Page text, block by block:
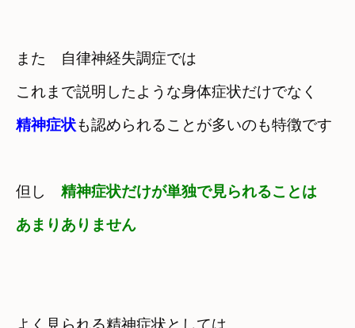
また　自律神経失調症では
これまで説明したような身体症状だけでなく
精神症状も認められることが多いのも特徴です
但し 精神症状だけが単独で見られることは
よく見られる精神症状としては